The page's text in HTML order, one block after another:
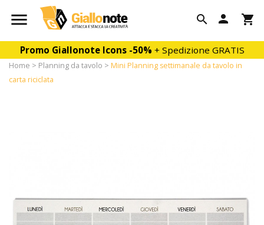
 shopping_cart
person

Promo Giallonote Icons -50% + Spedizione GRATIS
Home Planning da tavolo
Mini Planning settimanale da tavolo in
carta riciclata